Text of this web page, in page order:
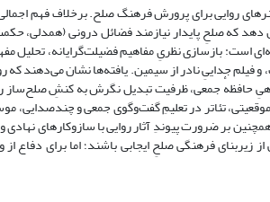
روایی برای پرورش فرهنگ صلح. برخلاف فهم
که صلحِ پایدار نیازمند فضائل درونی (همدلی،
بازسازی نظریِ مفاهیم فضیلت‌گرایانه، تحلیل
جداییِ نادر از سیمین. یافته‌ها نشان می‌دهند که
حافظهٔ جمعی، ظرفیت تبدیل نگرش به کنشِ صلح‌ساز
تئاتر در تعلیمِ گفت‌وگوی جمعی و
بر ضرورت پیوندِ آثار روایی با سازوکارهای نهادی
زیربنای فرهنگی صلحِ ایجابی باشند؛ اما برای